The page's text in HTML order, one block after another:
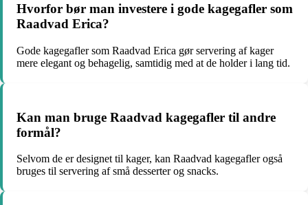
Hvorfor bør man investere i gode kagegafler som
Raadvad Erica?
Gode kagegafler som Raadvad Erica gør servering af kager
mere elegant og behagelig, samtidig med at de holder i lang tid.
Kan man bruge Raadvad kagegafler til andre
formål?
Selvom de er designet til kager, kan Raadvad kagegafler også
bruges til servering af små desserter og snacks.